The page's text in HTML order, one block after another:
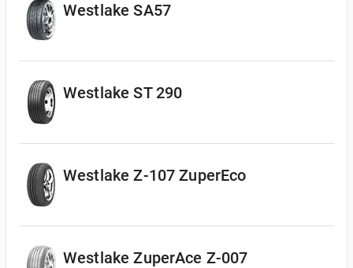
Westlake SA57
Westlake ST 290
Westlake Z-107 ZuperEco
Westlake ZuperAce Z-007